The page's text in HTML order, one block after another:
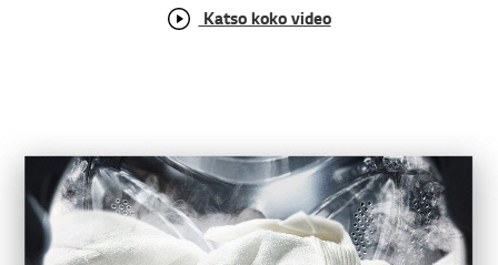
Katso koko video